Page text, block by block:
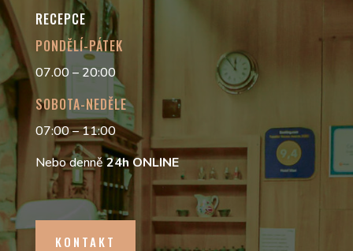
RECEPCE
PONDĚLÍ-PÁTEK
07.00 – 20:00
SOBOTA-NEDĚLE
07:00 – 11:00
Nebo denně24h ONLINE
KONTAKT